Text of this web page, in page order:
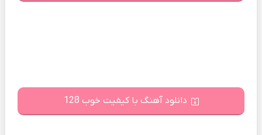
دانلود آهنگ با کیفیت خوب 128